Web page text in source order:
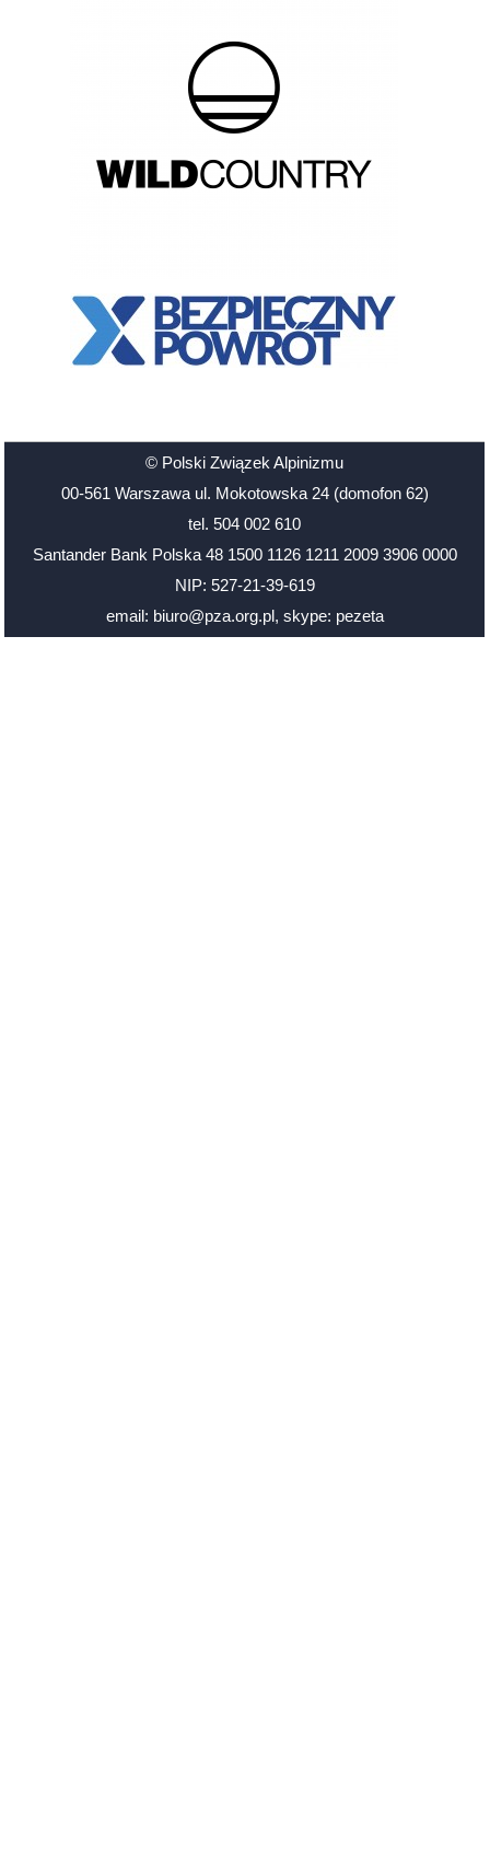
© Polski Związek Alpinizmu
00-561 Warszawa ul. Mokotowska 24 (domofon 62)
tel. 504 002 610
Santander Bank Polska 48 1500 1126 1211 2009 3906 0000
NIP: 527-21-39-619
email: biuro@pza.org.pl, skype: pezeta